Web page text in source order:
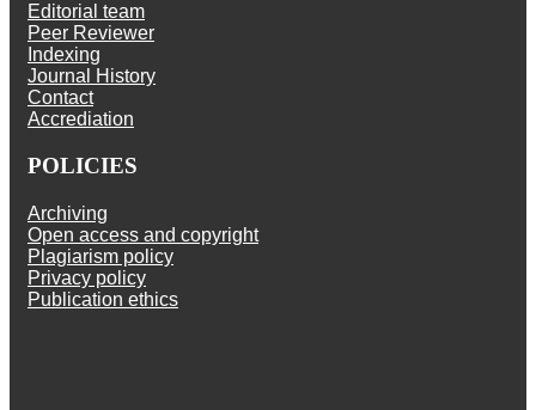
Editorial team
Peer Reviewer
Indexing
Journal History
Contact
Accrediation
POLICIES
Archiving
Open access and copyright
Plagiarism policy
Privacy policy
Publication ethics